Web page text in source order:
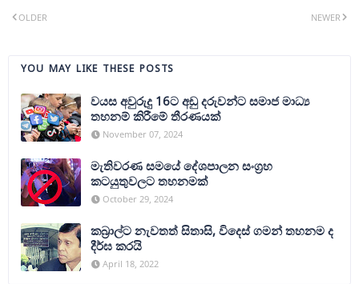
NEWER
OLDER
YOU MAY LIKE THESE POSTS
වයස අවුරුදු 16ට අඩු දරුවන්ට සමාජ මාධ්‍ය
තහනම් කිරීමේ තීරණයක්
November 07, 2024
මැතිවරණ සමයේ දේශපාලන සංග්‍රහ
කටයුතුවලට තහනමක්
October 29, 2024
කබ්‍රාල්ට නැවතත් සිතාසි, විදෙස් ගමන් තහනම ද
දීර්ඝ කරයි
April 18, 2022